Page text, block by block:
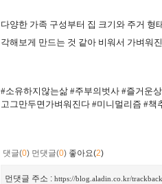
다양한 가족 구성부터 집 크기와 주거 형
각해보게 만드는 것 같아 비워서 가벼워
#소유하지않는삶 #주부의벗사 #즐거운
고그만두면가벼워진다 #미니멀리즘 #책
댓글(0) 먼댓글(0) 좋아요(2)
먼댓글 주소 : https://blog.aladin.co.kr/